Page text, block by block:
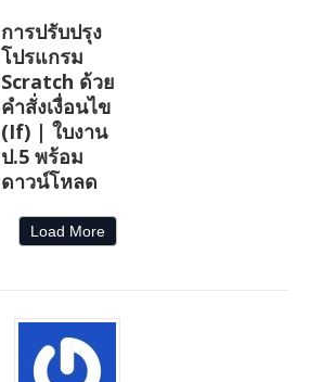
การปรับปรุง
โปรแกรม
Scratch ด้วย
คำสั่งเงื่อนไข
(If) | ใบงาน
ป.5 พร้อม
ดาวน์โหลด
Load More